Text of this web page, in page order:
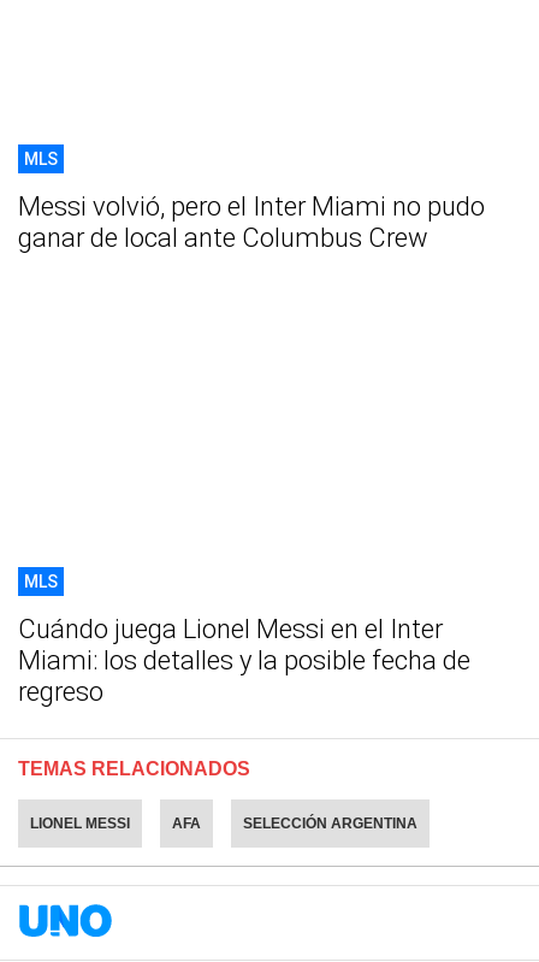
MLS
Messi volvió, pero el Inter Miami no pudo
ganar de local ante Columbus Crew
MLS
Cuándo juega Lionel Messi en el Inter
Miami: los detalles y la posible fecha de
regreso
TEMAS RELACIONADOS
LIONEL MESSI AFA SELECCIÓN ARGENTINA